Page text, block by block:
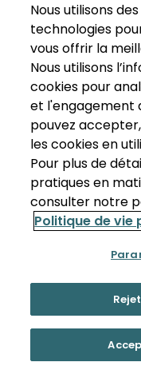
Nous utilisons
technologies
vous offrir la
Nous utilisons
cookies pour
et l'engagement
pouvez
les cookies en
Pour plus de
pratiques en
consulter notre
Politique de vie